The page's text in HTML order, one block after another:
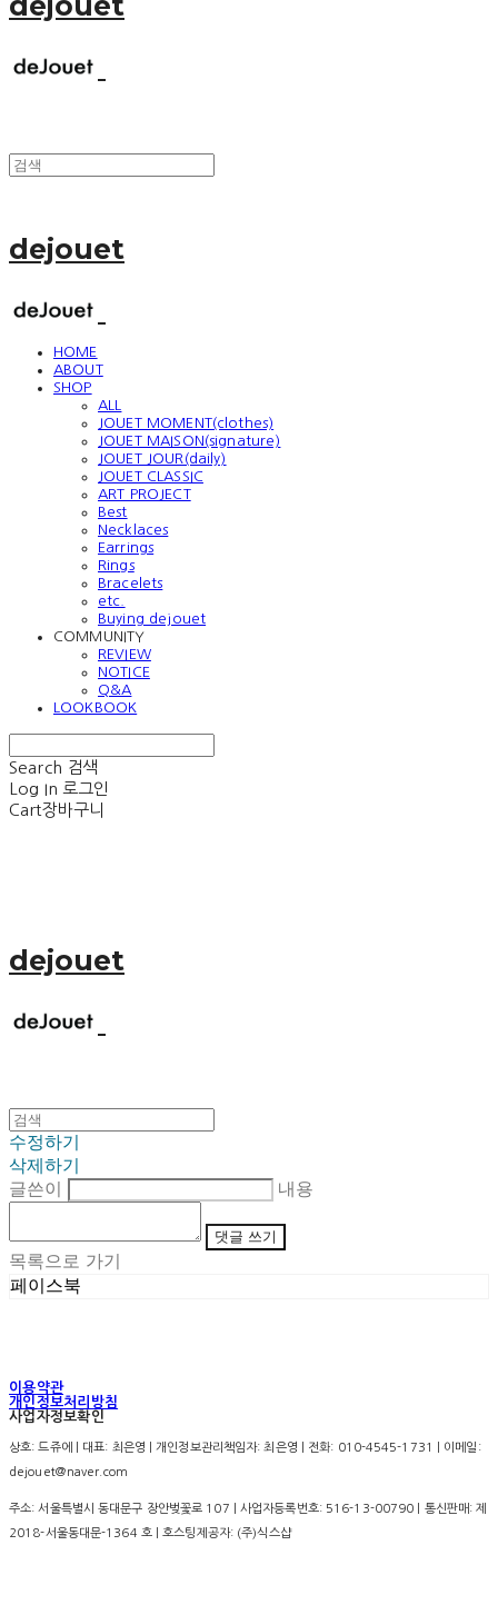
dejouet
HOME
ABOUT
SHOP
ALL
JOUET MOMENT(clothes)
JOUET MAISON(signature)
JOUET JOUR(daily)
JOUET CLASSIC
ART PROJECT
Best
Necklaces
Earrings
Rings
Bracelets
etc.
Buying dejouet
COMMUNITY
REVIEW
NOTICE
Q&A
LOOKBOOK
Search 검색
Log In 로그인
Cart장바구니
dejouet
수정하기
삭제하기
글쓴이
내용
댓글 쓰기
목록으로 가기
페이스북
이용약관
개인정보처리방침
사업자정보확인
상호: 드쥬에 | 대표: 최은영 | 개인정보관리책임자: 최은영 | 전화: 010-4545-1731 | 이메일:
dejouet@naver.com
주소: 서울특별시 동대문구 장안벚꽃로 107 | 사업자등록번호: 516-13-00790 | 통신판매:제
2018-서울동대문-1364 호| 호스팅제공자: (주)식스샵